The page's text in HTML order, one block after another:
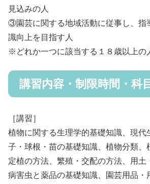
見込みの人
③園芸に関する地域活動に従事し、指
識向上を目指す人
※どれか一つに該当する１８歳以上の
講習内容・制限時間・科目
［講習］
植物に関する生理学的基礎知識、現代
子・球根・苗の基礎知識、植物分類、
定植の方法、繁殖・交配の方法、用土
病害虫と薬品の基礎知識、園芸用品・